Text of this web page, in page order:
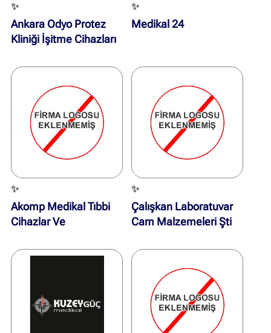
✨
Ankara Odyo Protez
Kliniği İşitme Cihazları
✨
Medikal 24
✨
Akomp Medikal Tıbbi
Cihazlar Ve
✨
Çalışkan Laboratuvar
Cam Malzemeleri Şti